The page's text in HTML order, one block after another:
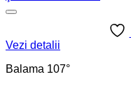
Vezi detalii
Balama 107°